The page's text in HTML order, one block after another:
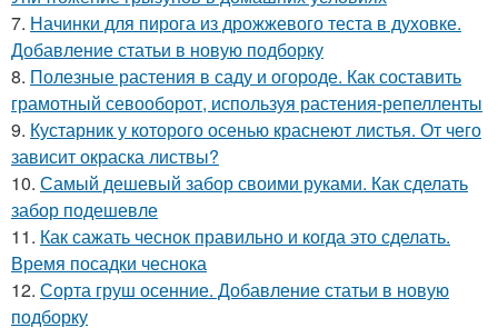
7. Начинки для пирога из дрожжевого теста в духовке.
Добавление статьи в новую подборку
8. Полезные растения в саду и огороде. Как составить
грамотный севооборот, используя растения-репелленты
9. Кустарник у которого осенью краснеют листья. От чего
зависит окраска листвы?
10. Самый дешевый забор своими руками. Как сделать
забор подешевле
11. Как сажать чеснок правильно и когда это сделать.
Время посадки чеснока
12. Сорта груш осенние. Добавление статьи в новую
подборку